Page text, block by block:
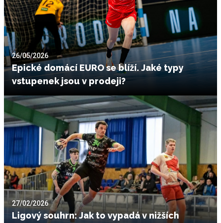
26/05/2026
Epické domácí EURO se blíží. Jaké typy
vstupenek jsou v prodeji?
27/02/2026
Ligový souhrn: Jak to vypadá v nižších